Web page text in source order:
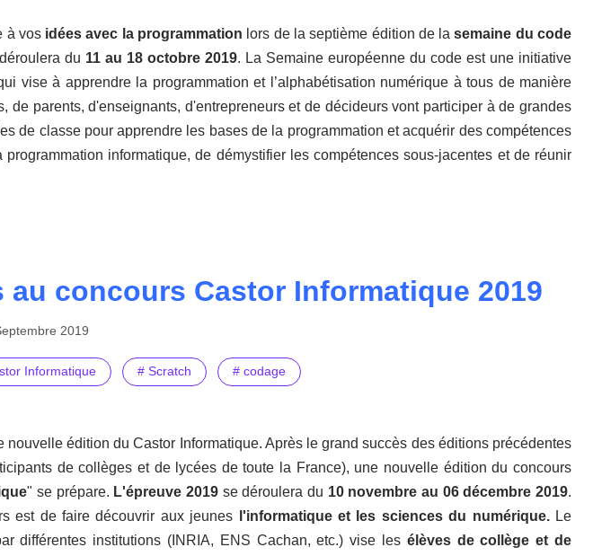
à vos idées avec la programmation lors de la septième édition de la semaine du code
du 11 au 18 octobre 2019. La Semaine européenne du code est une initiative
vise à apprendre la programmation et l’alphabétisation numérique à tous de manière
de parents, d'enseignants, d'entrepreneurs et de décideurs vont participer à de grandes
de classe pour apprendre les bases de la programmation et acquérir des compétences
informatique, de démystifier les compétences sous-jacentes et de réunir
concours Castor Informatique 2019
2019
Informatique # Scratch # codage
nouvelle édition du Castor Informatique. Après le grand succès des éditions précédentes
de collèges et de lycées de toute la France), une nouvelle édition du concours
" se prépare. L'épreuve 2019 se déroulera du 10 novembre au 06 décembre 2019.
est de faire découvrir aux jeunes
l'informatique et les sciences du numérique.Le
différentes institutions (INRIA, ENS Cachan, etc.) vise les élèves de collège et de